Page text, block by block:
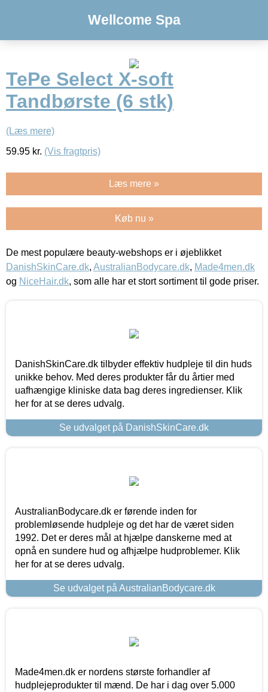
Wellcome Spa
TePe Select X-soft
Tandbørste (6 stk)
(Læs mere)
59.95 kr. (Vis fragtpris)
Læs mere »
Køb nu »
De mest populære beauty-webshops er i øjeblikket
DanishSkinCare.dk, AustralianBodycare.dk, Made4men.dk
og NiceHair.dk, som alle har et stort sortiment til gode priser.
DanishSkinCare.dk tilbyder effektiv hudpleje til din huds
unikke behov. Med deres produkter får du årtier med
uafhængige kliniske data bag deres ingredienser. Klik
her for at se deres udvalg.
Se udvalget på DanishSkinCare.dk
AustralianBodycare.dk er førende inden for
problemløsende hudpleje og det har de været siden
1992. Det er deres mål at hjælpe danskerne med at
opnå en sundere hud og afhjælpe hudproblemer. Klik
her for at se deres udvalg.
Se udvalget på AustralianBodycare.dk
Made4men.dk er nordens største forhandler af
hudplejeprodukter til mænd. De har i dag over 5.000